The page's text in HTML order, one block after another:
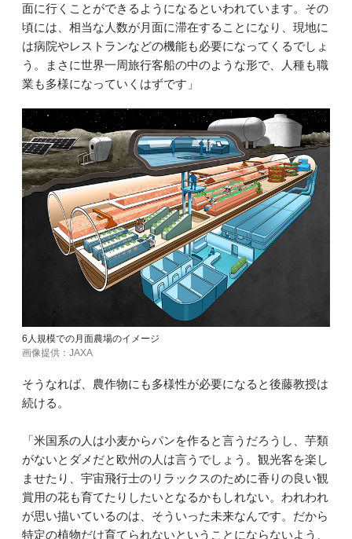
面に行くことができるようになるといわれています。その
頃には、相当な人数が月面に滞在することになり、現地に
は病院やレストランなどの機能も必要になってくるでしょ
う。まさに世界一周旅行客船の中のような形で、人種も職
業も多様になっていくはずです」
6人規模での月面農場のイメージ
画像提供：JAXA
そうなれば、農作物にも多様性が必要になると後藤教授は
続ける。
「米国系の人は小麦からパンを作ると言うだろうし、芋類
がないとダメだと欧州の人は言うでしょう。観光客を楽し
ませたり、宇宙飛行士のリラックスのために香りの良い観
賞用の花も育てたりしたいとなるかもしれない。われわれ
が思い描いているのは、そういった未来なんです。だから
特定の植物だけ育てられないということにならないよう、